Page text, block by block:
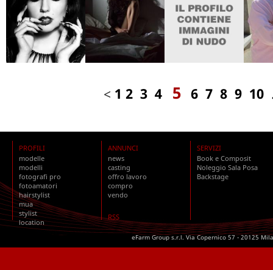
< 1 2 3 4 5 6 7 8 9 10
PROFILI
modelle
modelli
fotografi pro
fotoamatori
hairstylist
mua
stylist
location
ANNUNCI
news
casting
offro lavoro
compro
vendo
RSS
SERVIZI
Book e Composit
Noleggio Sala Posa
Backstage
eFarm Group s.r.l. Via Copernico 57 - 20125